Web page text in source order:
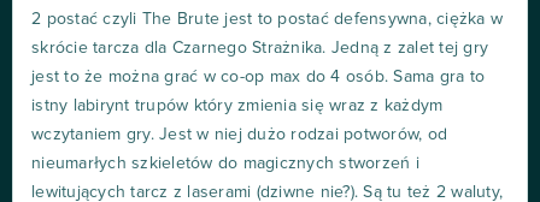
2 postać czyli The Brute jest to postać defensywna, ciężka w
skrócie tarcza dla Czarnego Strażnika. Jedną z zalet tej gry
jest to że można grać w co-op max do 4 osób. Sama gra to
istny labirynt trupów który zmienia się wraz z każdym
wczytaniem gry. Jest w niej dużo rodzai potworów, od
nieumarłych szkieletów do magicznych stworzeń i
lewitujących tarcz z laserami (dziwne nie?). Są tu też 2 waluty,